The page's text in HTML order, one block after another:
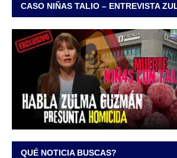
CASO NIÑAS TALIO – ENTREVISTA
QUÉ NOTICIA BUSCAS?